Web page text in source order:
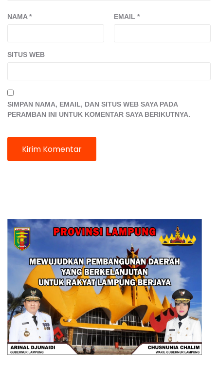
NAMA* EMAIL *
SITUS WEB
SIMPAN NAMA, EMAIL, DAN SITUS WEB SAYA PADA
PERAMBAN INI UNTUK KOMENTAR SAYA BERIKUTNYA.